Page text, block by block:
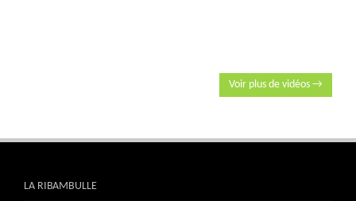
Voir plus de vidéos →
LA RIBAMBULLE